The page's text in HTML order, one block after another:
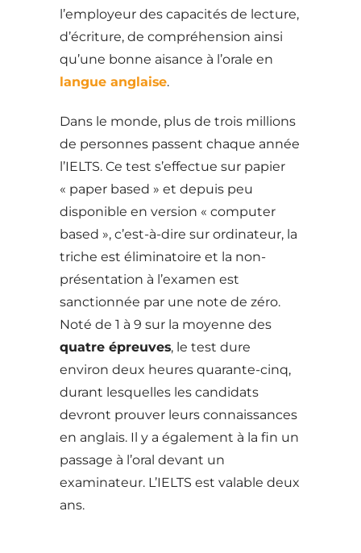
l’employeur des capacités de lecture,
d’écriture, de compréhension ainsi
qu’une bonne aisance à l’orale en
langue anglaise.
Dans le monde, plus de trois millions
de personnes passent chaque année
l’IELTS. Ce test s’effectue sur papier
« paper based » et depuis peu
disponible en version « computer
based », c’est-à-dire sur ordinateur, la
triche est éliminatoire et la non-
présentation à l’examen est
sanctionnée par une note de zéro.
Noté de 1 à 9 sur la moyenne des
quatre épreuves, le test dure
environ deux heures quarante-cinq,
durant lesquelles les candidats
devront prouver leurs connaissances
en anglais. Il y a également à la fin un
passage à l’oral devant un
examinateur. L’IELTS est valable deux
ans.